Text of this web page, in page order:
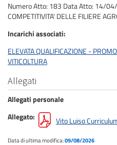
Numero Atto: 183 Data Atto: 14/
COMPETITIVITA' DELLE FILIERE
Incarichi associati
ELEVATA QUALIFICAZIONE -
VITICOLTURA
Allegati
Allegati personale
Allegato
Vito Luiso
Data di ultima modifica:09/08/2026